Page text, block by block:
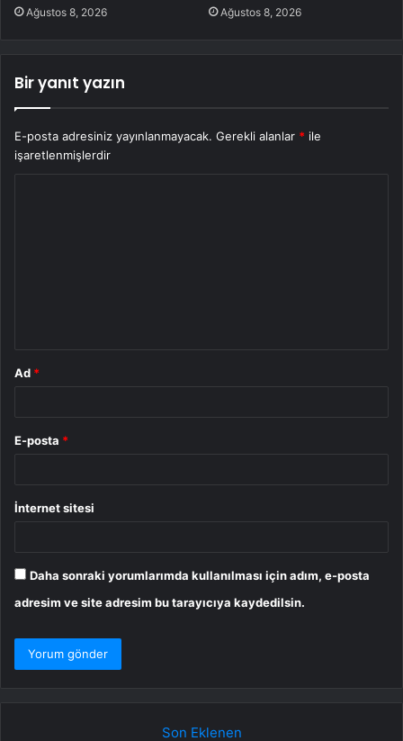
Ağustos 8, 2026 Ağustos 8, 2026
Bir yanıt yazın
E-posta adresiniz yayınlanmayacak. Gerekli alanlar * ile
işaretlenmişlerdir
Ad *
E-posta *
İnternet sitesi
Daha sonraki yorumlarımda kullanılması için adım, e-posta
adresim ve site adresim bu tarayıcıya kaydedilsin.
Son Eklenen